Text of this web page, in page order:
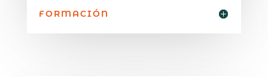
FORMACIÓN